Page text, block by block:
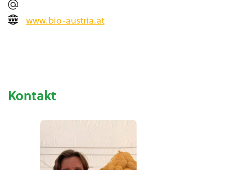
www.bio-austria.at
Kontakt